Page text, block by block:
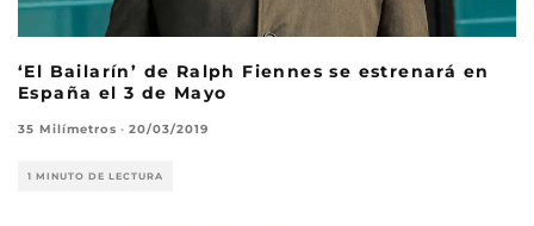
‘El Bailarín’ de Ralph Fiennes se estrenará en
España el 3 de Mayo
35 Milímetros · 20/03/2019
1 MINUTO DE LECTURA